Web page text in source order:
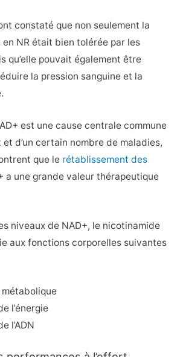
constaté que non seulement la
NR était bien tolérée par les
qu’elle pouvait également être
la pression sanguine et la
est une cause centrale commune
d’un certain nombre de maladies,
que le rétablissement des
a une grande valeur thérapeutique
niveaux de NAD+, le nicotinamide
aux fonctions corporelles suivantes
l’énergie
l’ADN